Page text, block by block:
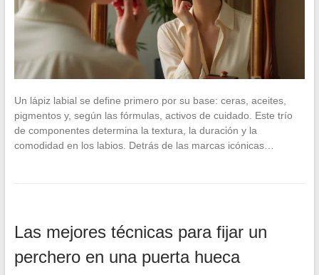
Un lápiz labial se define primero por su base: ceras, aceites,
pigmentos y, según las fórmulas, activos de cuidado. Este trío
de componentes determina la textura, la duración y la
comodidad en los labios. Detrás de las marcas icónicas…
Las mejores técnicas para fijar un
perchero en una puerta hueca